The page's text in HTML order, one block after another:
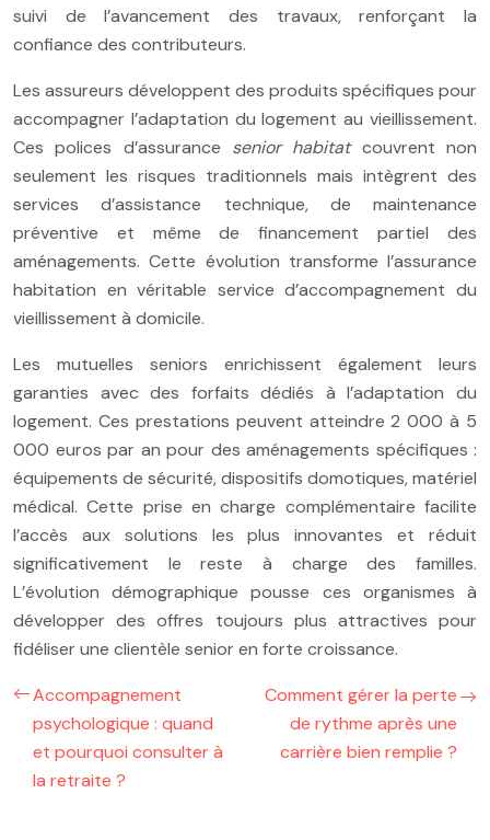
suivi de l’avancement des travaux, renforçant la
confiance des contributeurs.
Les assureurs développent des produits spécifiques pour
accompagner l’adaptation du logement au vieillissement.
Ces polices d’assurance senior habitatcouvrent non
seulement les risques traditionnels mais intègrent des
services d’assistance technique, de maintenance
préventive et même de financement partiel des
aménagements. Cette évolution transforme l’assurance
habitation en véritable service d’accompagnement du
vieillissement à domicile.
Les mutuelles seniors enrichissent également leurs
garanties avec des forfaits dédiés à l’adaptation du
logement. Ces prestations peuvent atteindre 2 000 à 5
000 euros par an pour des aménagements spécifiques :
équipements de sécurité, dispositifs domotiques, matériel
médical. Cette prise en charge complémentaire facilite
l’accès aux solutions les plus innovantes et réduit
significativement le reste à charge des familles.
L’évolution démographique pousse ces organismes à
développer des offres toujours plus attractives pour
fidéliser une clientèle senior en forte croissance.
Accompagnement
psychologique : quand
et pourquoi consulter à
la retraite ?
Comment gérer la perte
de rythme après une
carrière bien remplie ?